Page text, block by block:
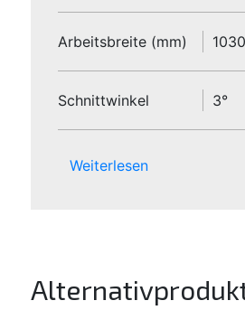
Arbeitsbreite (mm) 1030
Schnittwinkel 3°
Weiterlesen